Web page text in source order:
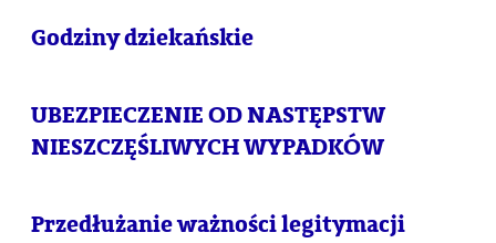
Godziny dziekańskie
UBEZPIECZENIE OD NASTĘPSTW
NIESZCZĘŚLIWYCH WYPADKÓW
Przedłużanie ważności legitymacji